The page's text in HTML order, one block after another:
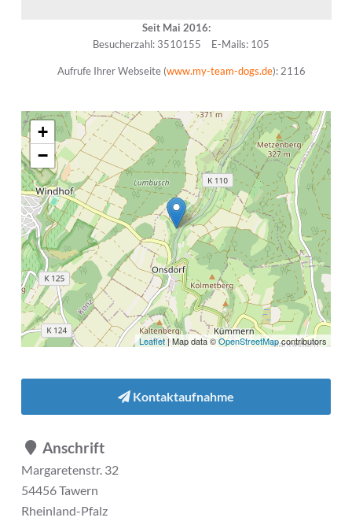
Seit Mai 2016:
Besucherzahl: 3510155
E-Mails: 105
Aufrufe Ihrer Webseite (www.my-team-dogs.de): 2116
+
−
Leaflet| Map data ©OpenStreetMapcontributors
Kontaktaufnahme
Anschrift
Margaretenstr. 32
54456 Tawern
Rheinland-Pfalz